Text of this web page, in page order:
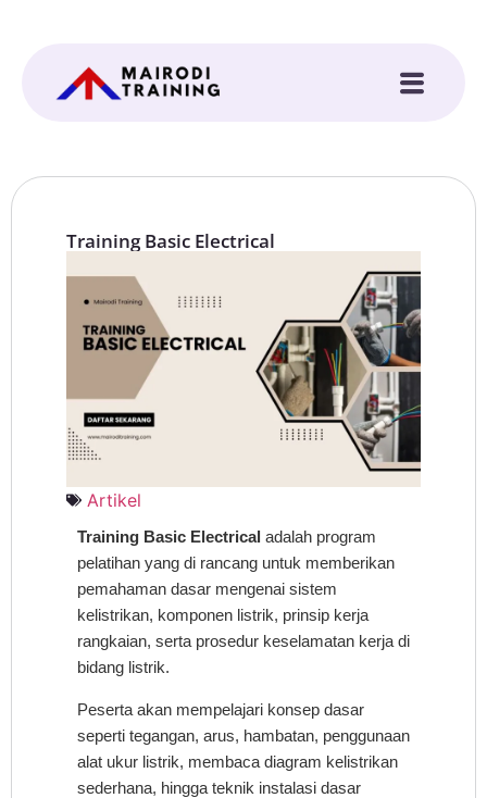
Training Basic Electrical
Artikel
Training Basic Electrical adalah program
pelatihan yang di rancang untuk memberikan
pemahaman dasar mengenai sistem
kelistrikan, komponen listrik, prinsip kerja
rangkaian, serta prosedur keselamatan kerja di
bidang listrik.
Peserta akan mempelajari konsep dasar
seperti tegangan, arus, hambatan, penggunaan
alat ukur listrik, membaca diagram kelistrikan
sederhana, hingga teknik instalasi dasar